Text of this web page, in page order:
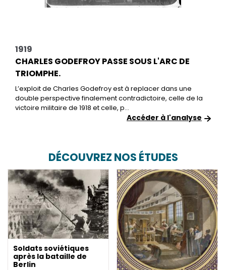
1919
CHARLES GODEFROY PASSE SOUS L'ARC DE
TRIOMPHE.
L’exploit de Charles Godefroy est à replacer dans une
double perspective finalement contradictoire, celle de la
victoire militaire de 1918 et celle, p...
Accéder à l'analyse
DÉCOUVREZ NOS ÉTUDES
Soldats soviétiques
après la bataille de
Berlin